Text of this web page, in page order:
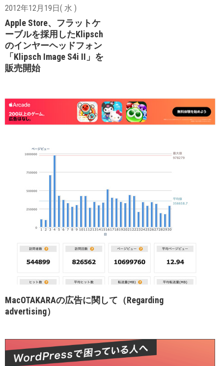
2012年12月19日( 水 )
Apple Store、フラットケ
ーブルを採用したKlipsch
のインヤーヘッドフォン
「Klipsch Image S4i Ⅱ」を
販売開始
MacOTAKARAの広告に関して（Regarding
advertising）